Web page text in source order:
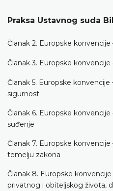
Praksa Ustavnog suda
Članak 2. Europske konvencije
Članak 3. Europske
Članak 5. Europske konvencije
sigurnost
Članak 6. Europske konvencije
suđenje
Članak 7. Europske
temelju zakona
Članak 8. Europske
privatnog i obiteljskog života,